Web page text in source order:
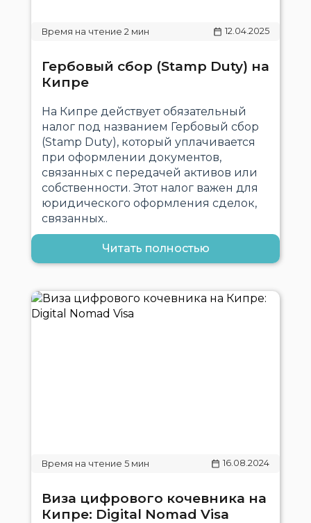
12.04.2025
Гербовый сбор (Stamp Duty) на
Кипре
На Кипре действует обязательный
налог под названием Гербовый сбор
(Stamp Duty), который уплачивается
при оформлении документов,
связанных с передачей активов или
собственности. Этот налог важен для
юридического оформления сделок,
связанных..
Читать полностью
16.08.2024
Виза цифрового кочевника на
Кипре: Digital Nomad Visa